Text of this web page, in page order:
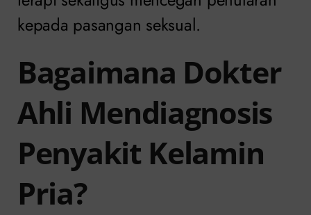
kepada pasangan seksual.
Bagaimana Dokter
Ahli Mendiagnosis
Penyakit Kelamin
Pria?